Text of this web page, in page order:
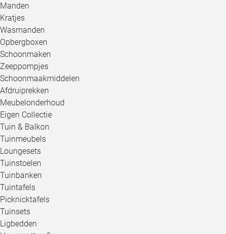
Manden
Kratjes
Wasmanden
Opbergboxen
Schoonmaken
Zeeppompjes
Schoonmaakmiddelen
Afdruiprekken
Meubelonderhoud
Eigen Collectie
Tuin & Balkon
Tuinmeubels
Loungesets
Tuinstoelen
Tuinbanken
Tuintafels
Picknicktafels
Tuinsets
Ligbedden